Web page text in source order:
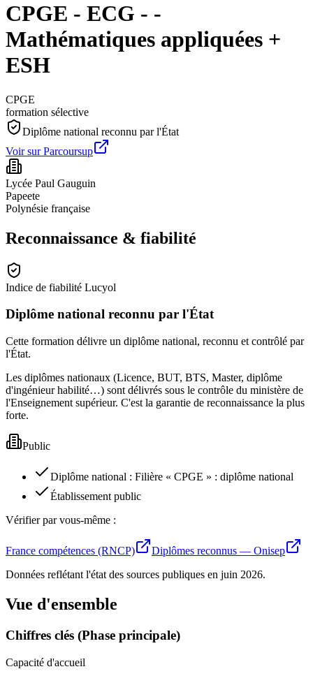
CPGE - ECG - -
Mathématiques appliquées +
ESH
CPGE
formation sélective
Diplôme national reconnu par l'État
Voir sur Parcoursup
Lycée Paul Gauguin
Papeete
Polynésie française
Reconnaissance & fiabilité
Indice de fiabilité Lucyol
Diplôme national reconnu par l'État
Cette formation délivre un diplôme national, reconnu et contrôlé par
l'État.
Les diplômes nationaux (Licence, BUT, BTS, Master, diplôme
d'ingénieur habilité…) sont délivrés sous le contrôle du ministère de
l'Enseignement supérieur. C'est la garantie de reconnaissance la plus
forte.
Public
Diplôme national : Filière « CPGE » : diplôme national
Établissement public
Vérifier par vous-même :
France compétences (RNCP)
Diplômes reconnus — Onisep
Données reflétant l'état des sources publiques en juin 2026.
Vue d'ensemble
Chiffres clés (Phase principale)
Capacité d'accueil